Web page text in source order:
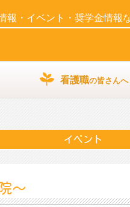
報・イベント・奨学金情報
看護職の皆さんへ
イベント
～